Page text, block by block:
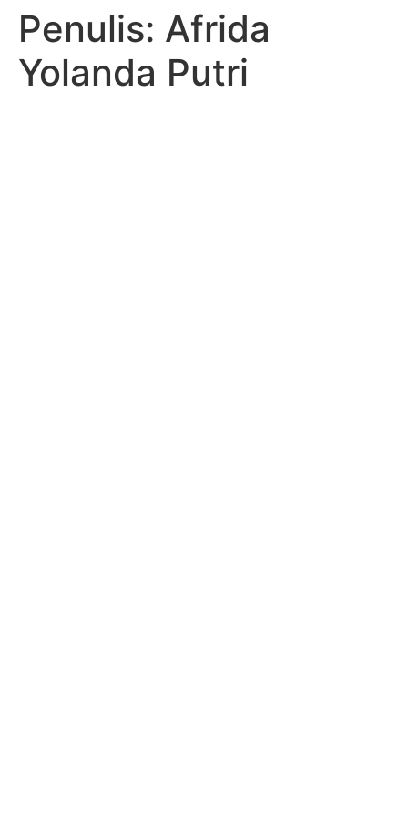
Penulis: Afrida
Yolanda Putri